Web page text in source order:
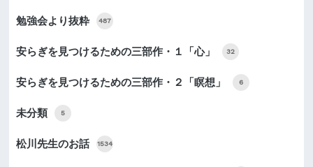
勉強会より抜粋 487
安らぎを見つけるための三部作・１「心」 32
安らぎを見つけるための三部作・２「瞑想」 6
未分類 5
松川先生のお話 1534